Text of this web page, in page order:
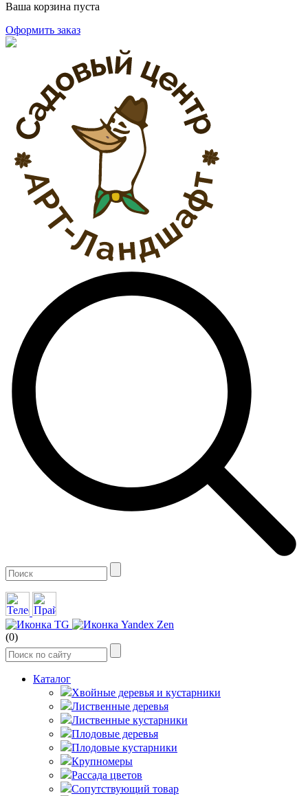
Ваша корзина пуста
Оформить заказ
(0)
Каталог
Хвойные деревья и кустарники
Лиственные деревья
Лиственные кустарники
Плодовые деревья
Плодовые кустарники
Крупномеры
Рассада цветов
Сопутствующий товар